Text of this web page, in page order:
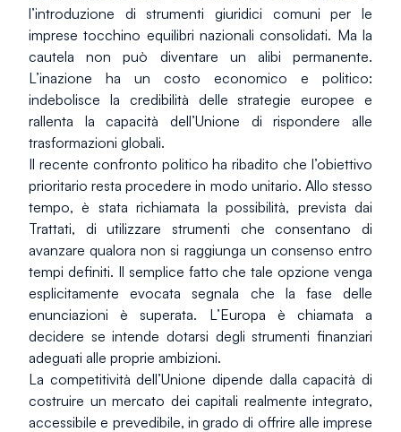
l’introduzione di strumenti giuridici comuni per le
imprese tocchino equilibri nazionali consolidati. Ma la
cautela non può diventare un alibi permanente.
L’inazione ha un costo economico e politico:
indebolisce la credibilità delle strategie europee e
rallenta la capacità dell’Unione di rispondere alle
trasformazioni globali.
Il recente confronto politico ha ribadito che l’obiettivo
prioritario resta procedere in modo unitario. Allo stesso
tempo, è stata richiamata la possibilità, prevista dai
Trattati, di utilizzare strumenti che consentano di
avanzare qualora non si raggiunga un consenso entro
tempi definiti. Il semplice fatto che tale opzione venga
esplicitamente evocata segnala che la fase delle
enunciazioni è superata. L’Europa è chiamata a
decidere se intende dotarsi degli strumenti finanziari
adeguati alle proprie ambizioni.
La competitività dell’Unione dipende dalla capacità di
costruire un mercato dei capitali realmente integrato,
accessibile e prevedibile, in grado di offrire alle imprese